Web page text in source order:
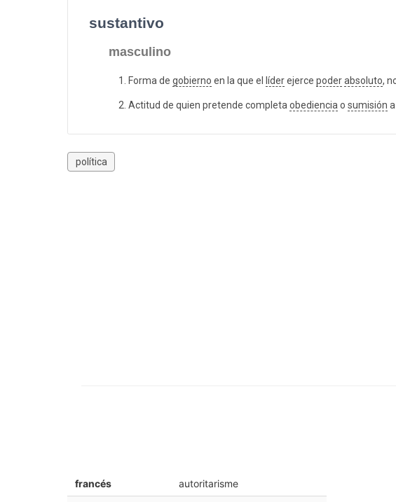
sustantivo
masculino
Forma de gobierno en la que el líderejerce poderabsoluto,
Actitud de quien pretende completaobedienciao sumisión
política
francés autoritarisme